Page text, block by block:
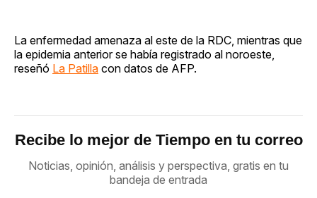
La enfermedad amenaza al este de la RDC, mientras que
la epidemia anterior se había registrado al noroeste,
reseñó La Patilla con datos de AFP.
Recibe lo mejor de Tiempo en tu correo
Noticias, opinión, análisis y perspectiva, gratis en tu
bandeja de entrada